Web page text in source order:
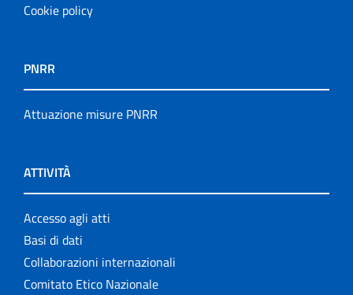
Cookie policy
PNRR
Attuazione misure PNRR
ATTIVITÀ
Accesso agli atti
Basi di dati
Collaborazioni internazionali
Comitato Etico Nazionale